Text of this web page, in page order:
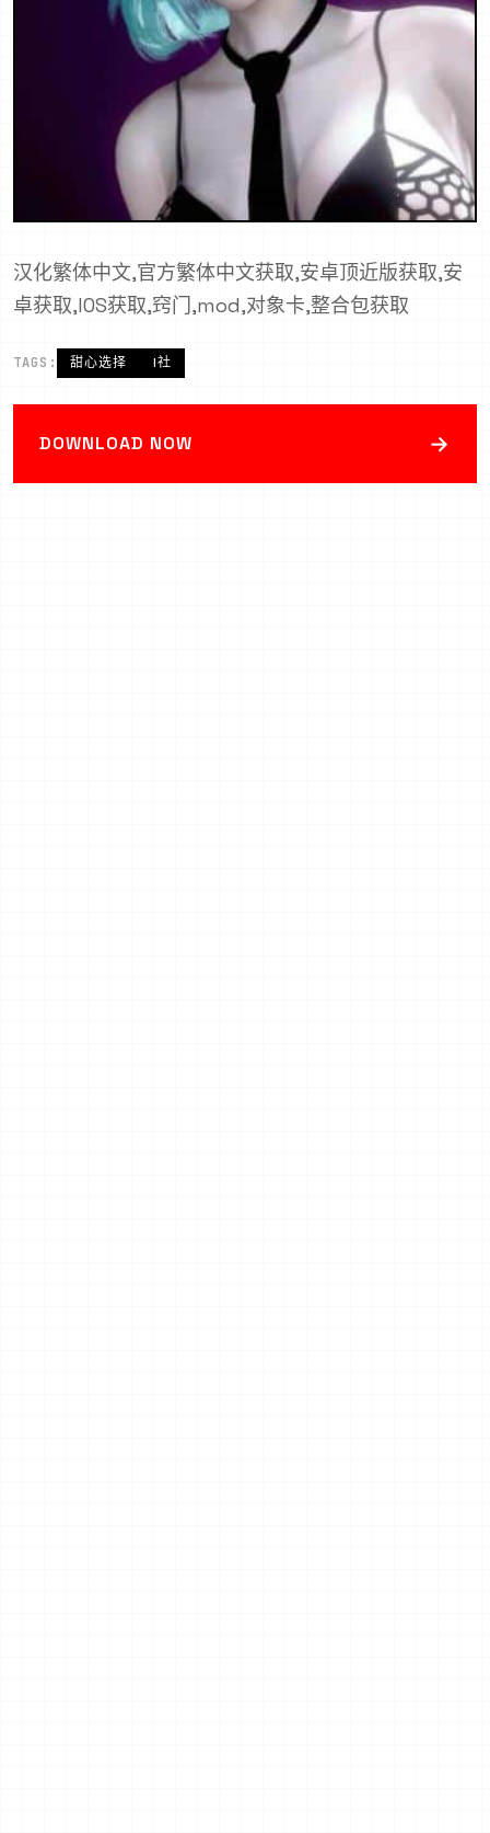
汉化繁体中文,官方繁体中文获取,安卓顶近版获取,安
卓获取,IOS获取,窍门,mod,对象卡,整合包获取
TAGS: 甜心选择 I社
DOWNLOAD NOW →